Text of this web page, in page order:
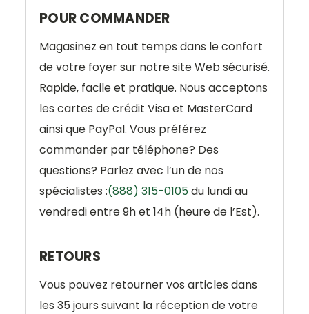
POUR COMMANDER
Magasinez en tout temps dans le confort
de votre foyer sur notre site Web sécurisé.
Rapide, facile et pratique. Nous acceptons
les cartes de crédit Visa et MasterCard
ainsi que PayPal. Vous préférez
commander par téléphone? Des
questions? Parlez avec l’un de nos
spécialistes :(888) 315-0105du lundi au
vendredi entre 9h et 14h (heure de l’Est).
RETOURS
Vous pouvez retourner vos articles dans
les 35 jours suivant la réception de votre